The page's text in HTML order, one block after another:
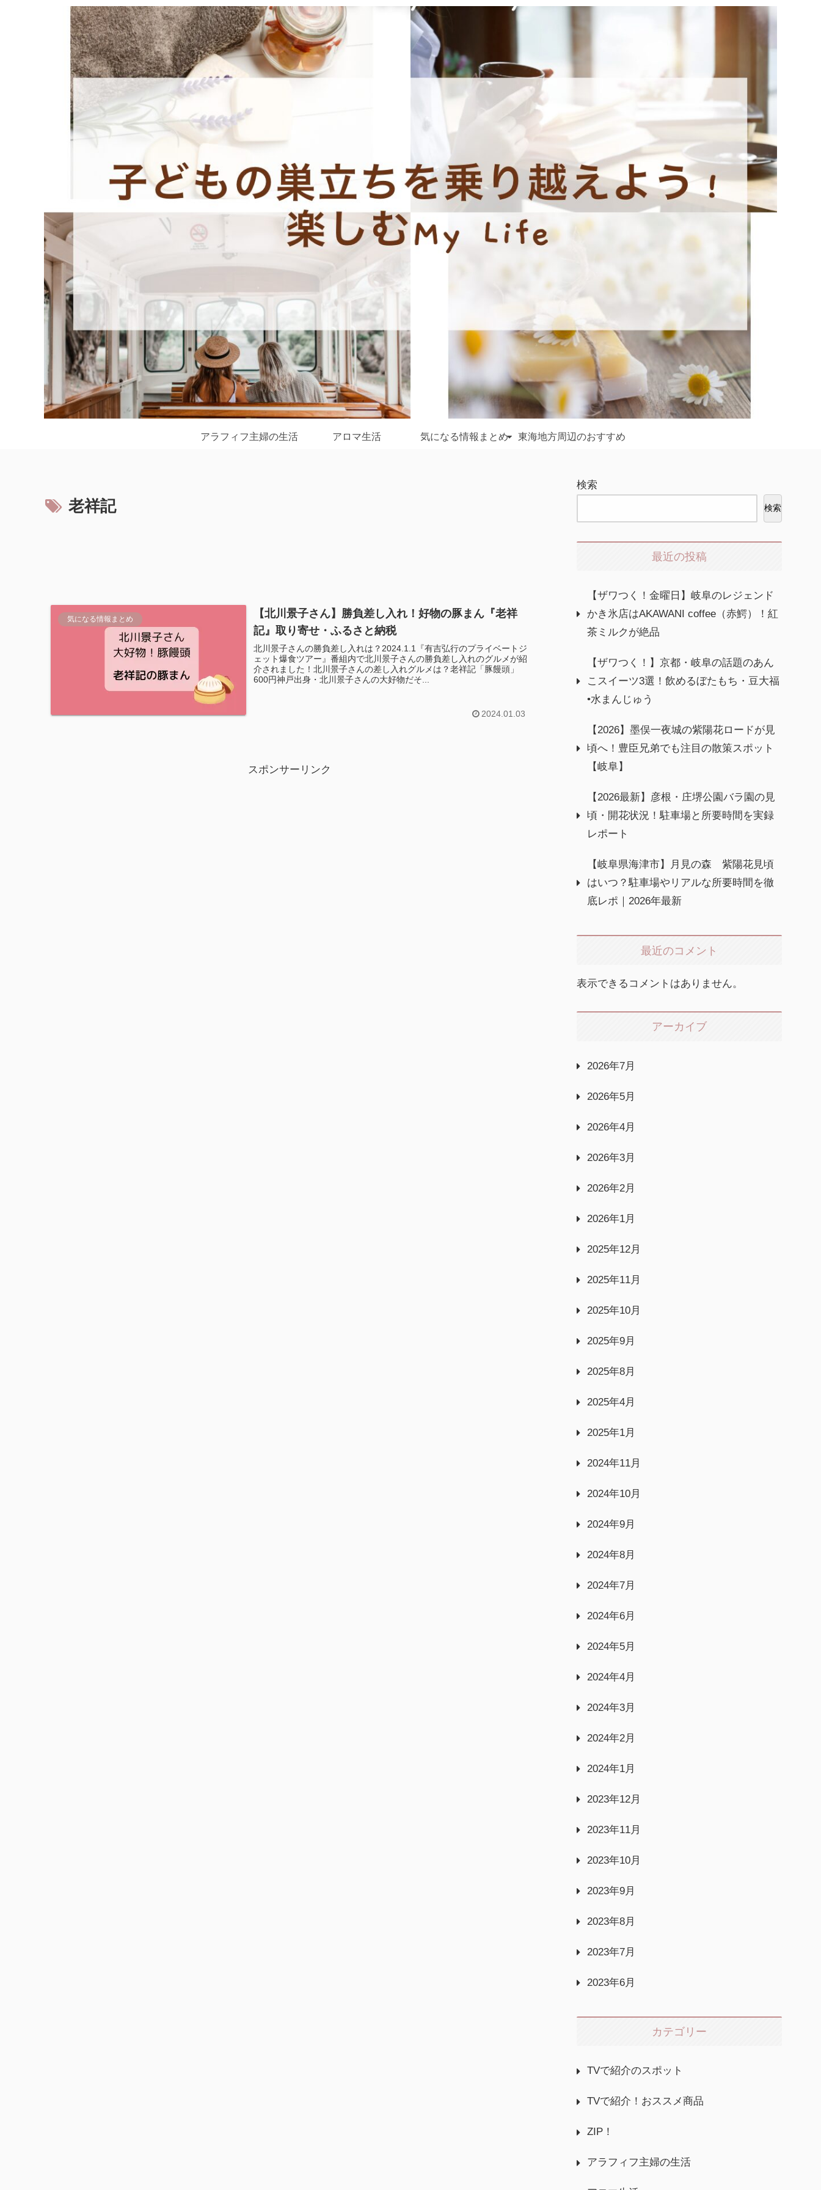
アラフィフ主婦の生活 アロマ生活 気になる情報まとめ 東海地方周辺のおすすめ
老祥記
気になる情報まとめ
【北川景子さん】勝負差し入れ！好物の豚まん『老祥
記』取り寄せ・ふるさと納税
北川景子さんの勝負差し入れは？2024.1.1『有吉弘行のプライベートジ
ェット爆食ツアー』番組内で北川景子さんの勝負差し入れのグルメが紹
介されました！北川景子さんの差し入れグルメは？老祥記「豚饅頭」
600円神戸出身・北川景子さんの大好物だそ...
2024.01.03
スポンサーリンク
検索
検索
最近の投稿
【ザワつく！金曜日】岐阜のレジェンド
かき氷店はAKAWANI coffee（赤鰐）！紅
茶ミルクが絶品
【ザワつく！】京都・岐阜の話題のあん
こスイーツ3選！飲めるぼたもち・豆大福
•水まんじゅう
【2026】墨俣一夜城の紫陽花ロードが見
頃へ！豊臣兄弟でも注目の散策スポット
【岐阜】
【2026最新】彦根・庄堺公園バラ園の見
頃・開花状況！駐車場と所要時間を実録
レポート
【岐阜県海津市】月見の森 紫陽花見頃
はいつ？駐車場やリアルな所要時間を徹
底レポ｜2026年最新
最近のコメント
表示できるコメントはありません。
アーカイブ
2026年7月
2026年5月
2026年4月
2026年3月
2026年2月
2026年1月
2025年12月
2025年11月
2025年10月
2025年9月
2025年8月
2025年4月
2025年1月
2024年11月
2024年10月
2024年9月
2024年8月
2024年7月
2024年6月
2024年5月
2024年4月
2024年3月
2024年2月
2024年1月
2023年12月
2023年11月
2023年10月
2023年9月
2023年8月
2023年7月
2023年6月
カテゴリー
TVで紹介のスポット
TVで紹介！おススメ商品
ZIP！
アラフィフ主婦の生活